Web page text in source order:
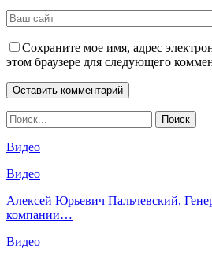
Сохраните мое имя, адрес
этом браузере для следующего
Видео
Видео
Алексей Юрьевич Пальчевский,
компании…
Видео